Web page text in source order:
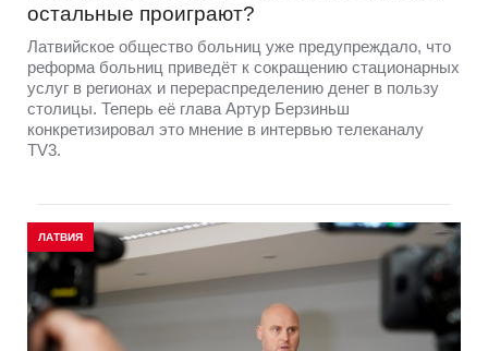
остальные проиграют?
Латвийское общество больниц уже предупреждало, что
реформа больниц приведёт к сокращению стационарных
услуг в регионах и перераспределению денег в пользу
столицы. Теперь её глава Артур Берзиньш
конкретизировал это мнение в интервью телеканалу
TV3.
ЛАТВИЯ